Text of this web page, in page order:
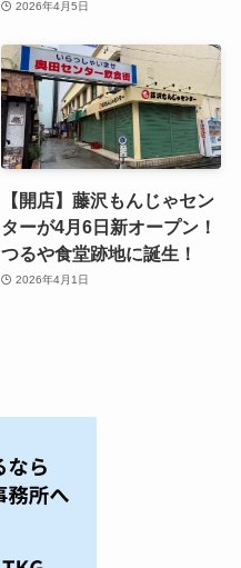
2026年4月5日
【開店】藤沢もんじゃセン
ターが4月6日新オープン！
つるや食堂跡地に誕生！
2026年4月1日